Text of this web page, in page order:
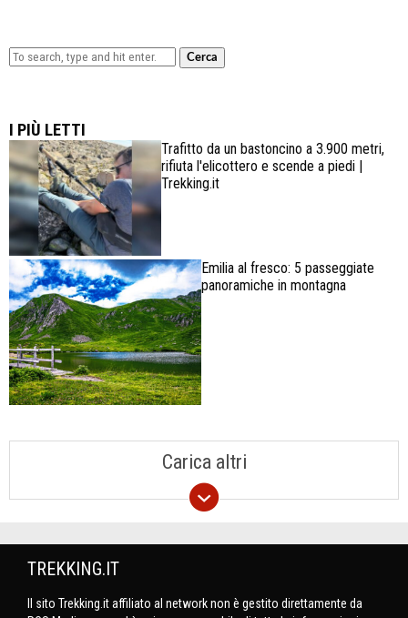
Cerca
I PIÙ LETTI
Trafitto da un bastoncino a 3.900 metri,
rifiuta l'elicottero e scende a piedi |
Trekking.it
Emilia al fresco: 5 passeggiate
panoramiche in montagna
Carica altri
TREKKING.IT
Il sito Trekking.it affiliato al network non è gestito direttamente da